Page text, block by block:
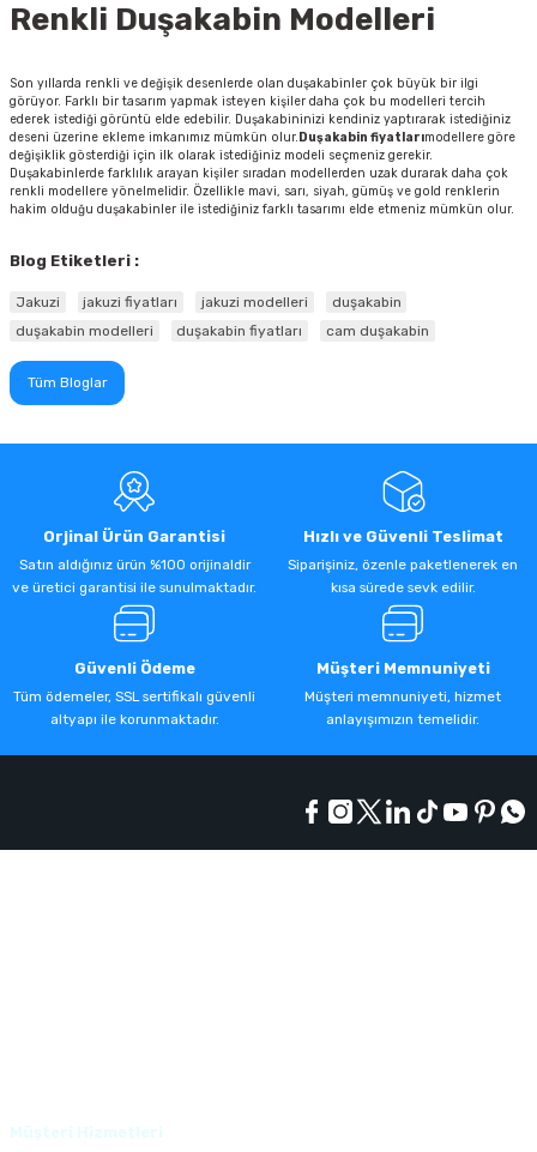
Renkli Duşakabin Modelleri
Son yıllarda renkli ve değişik desenlerde olan duşakabinler çok büyük bir ilgi
görüyor. Farklı bir tasarım yapmak isteyen kişiler daha çok bu modelleri tercih
ederek istediği görüntü elde edebilir. Duşakabininizi kendiniz yaptırarak istediğiniz
deseni üzerine ekleme imkanımız mümkün olur. Duşakabin fiyatlarımodellere göre
değişiklik gösterdiği için ilk olarak istediğiniz modeli seçmeniz gerekir.
Duşakabinlerde farklılık arayan kişiler sıradan modellerden uzak durarak daha çok
renkli modellere yönelmelidir. Özellikle mavi, sarı, siyah, gümüş ve gold renklerin
hakim olduğu duşakabinler ile istediğiniz farklı tasarımı elde etmeniz mümkün olur.
Blog Etiketleri :
Jakuzi jakuzi fiyatları jakuzi modelleri
duşakabin
duşakabin modelleri
duşakabin fiyatları cam duşakabin
Tüm Bloglar
Orjinal Ürün Garantisi
Satın aldığınız ürün %100 orijinaldir
ve üretici garantisi ile sunulmaktadır.
Hızlı ve Güvenli Teslimat
Siparişiniz, özenle paketlenerek en
kısa sürede sevk edilir.
Güvenli Ödeme
Tüm ödemeler, SSL sertifikalı güvenli
altyapı ile korunmaktadır.
Müşteri Memnuniyeti
Müşteri memnuniyeti, hizmet
anlayışımızın temelidir.